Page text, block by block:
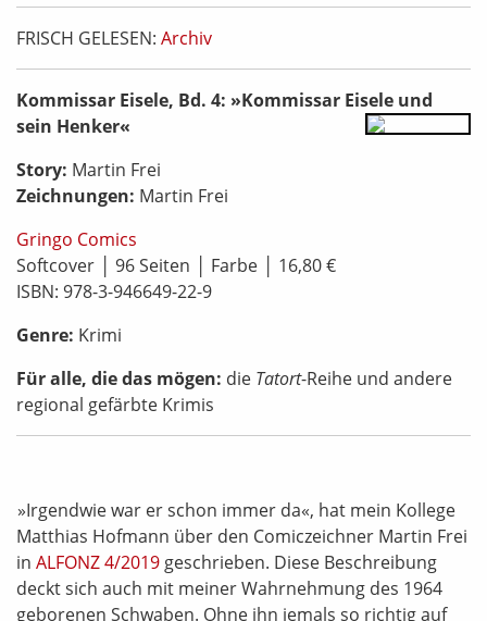
FRISCH GELESEN: Archiv
Kommissar Eisele, Bd. 4: »Kommissar Eisele und
sein Henker«
Story: Martin Frei
Zeichnungen: Martin Frei
Gringo Comics
Softcover │ 96 Seiten │ Farbe │ 16,80 €
ISBN: 978-3-946649-22-9
Genre: Krimi
Für alle, die das mögen: die Tatort-Reihe und andere
regional gefärbte Krimis
»Irgendwie war er schon immer da«, hat mein Kollege
Matthias Hofmann über den Comiczeichner Martin Frei
in ALFONZ 4/2019 geschrieben. Diese Beschreibung
deckt sich auch mit meiner Wahrnehmung des 1964
geborenen Schwaben. Ohne ihn jemals so richtig auf